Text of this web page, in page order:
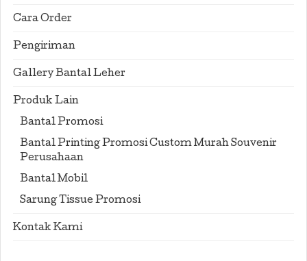
Cara Order
Pengiriman
Gallery Bantal Leher
Produk Lain
Bantal Promosi
Bantal Printing Promosi Custom Murah Souvenir
Perusahaan
Bantal Mobil
Sarung Tissue Promosi
Kontak Kami